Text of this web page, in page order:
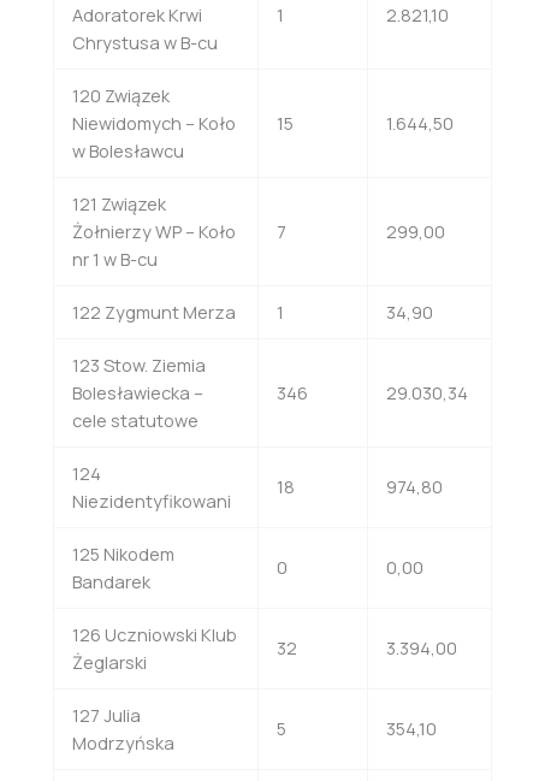
Adoratorek Krwi
Chrystusa w B-cu
1 2.821,10
120 Związek
Niewidomych – Koło
w Bolesławcu
15 1.644,50
121 Związek
Żołnierzy WP – Koło
nr 1 w B-cu
7 299,00
122 Zygmunt Merza 1 34,90
123 Stow. Ziemia
Bolesławiecka –
cele statutowe
346 29.030,34
124
Niezidentyfikowani
18 974,80
125 Nikodem
Bandarek
0 0,00
126 Uczniowski Klub
Żeglarski
32 3.394,00
127 Julia
Modrzyńska
5 354,10